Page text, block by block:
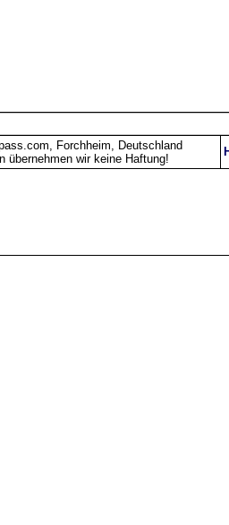
Forchheim, Deutschland
übernehmen wir keine Haftung!